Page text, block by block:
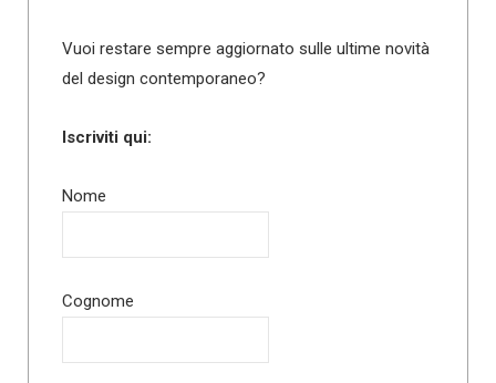
Vuoi restare sempre aggiornato sulle ultime novità
del design contemporaneo?
Iscriviti qui:
Nome
Cognome